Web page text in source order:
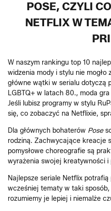
POSE, CZYLI
NETFLIX W
W naszym rankingu top 10
widzenia mody i stylu nie mogło
główne wątki w serialu dotyczą
LGBTQ+ w latach 80., moda
Jeśli lubisz programy w stylu
się, co zobaczyć na Netflixie,
Dla głównych bohaterów Pose
rodziną. Zachwycające kreacje
pomysłowe choreografie są
wyrażenia swojej kreatywności i
Najlepsze seriale Netflix
wcześniej tematy w taki
rozumiemy je lepiej i niemalże